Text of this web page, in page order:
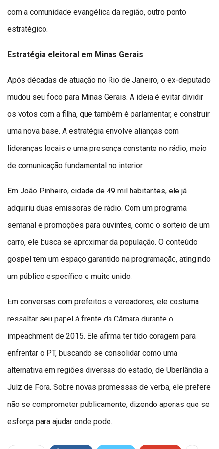
com a comunidade evangélica da região, outro ponto
estratégico.
Estratégia eleitoral em Minas Gerais
Após décadas de atuação no Rio de Janeiro, o ex-deputado
mudou seu foco para Minas Gerais. A ideia é evitar dividir
os votos com a filha, que também é parlamentar, e construir
uma nova base. A estratégia envolve alianças com
lideranças locais e uma presença constante no rádio, meio
de comunicação fundamental no interior.
Em João Pinheiro, cidade de 49 mil habitantes, ele já
adquiriu duas emissoras de rádio. Com um programa
semanal e promoções para ouvintes, como o sorteio de um
carro, ele busca se aproximar da população. O conteúdo
gospel tem um espaço garantido na programação, atingindo
um público específico e muito unido.
Em conversas com prefeitos e vereadores, ele costuma
ressaltar seu papel à frente da Câmara durante o
impeachment de 2015. Ele afirma ter tido coragem para
enfrentar o PT, buscando se consolidar como uma
alternativa em regiões diversas do estado, de Uberlândia a
Juiz de Fora. Sobre novas promessas de verba, ele prefere
não se comprometer publicamente, dizendo apenas que se
esforça para ajudar onde pode.